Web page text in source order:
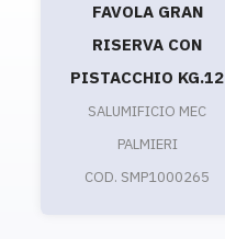
FAVOLA GRAN
RISERVA CON
PISTACCHIO KG.12
SALUMIFICIO MEC
PALMIERI
COD. SMP1000265